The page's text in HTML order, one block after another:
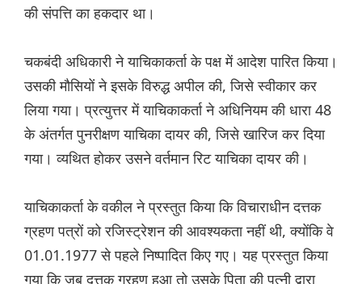
की संपत्ति का हकदार था।
चकबंदी अधिकारी ने याचिकाकर्ता के पक्ष में आदेश पारित किया।
उसकी मौसियों ने इसके विरुद्ध अपील की, जिसे स्वीकार कर
लिया गया। प्रत्युत्तर में याचिकाकर्ता ने अधिनियम की धारा 48
के अंतर्गत पुनरीक्षण याचिका दायर की, जिसे खारिज कर दिया
गया। व्यथित होकर उसने वर्तमान रिट याचिका दायर की।
याचिकाकर्ता के वकील ने प्रस्तुत किया कि विचाराधीन दत्तक
ग्रहण पत्रों को रजिस्ट्रेशन की आवश्यकता नहीं थी, क्योंकि वे
01.01.1977 से पहले निष्पादित किए गए। यह प्रस्तुत किया
गया कि जब दत्तक ग्रहण हुआ तो उसके पिता की पत्नी द्वारा